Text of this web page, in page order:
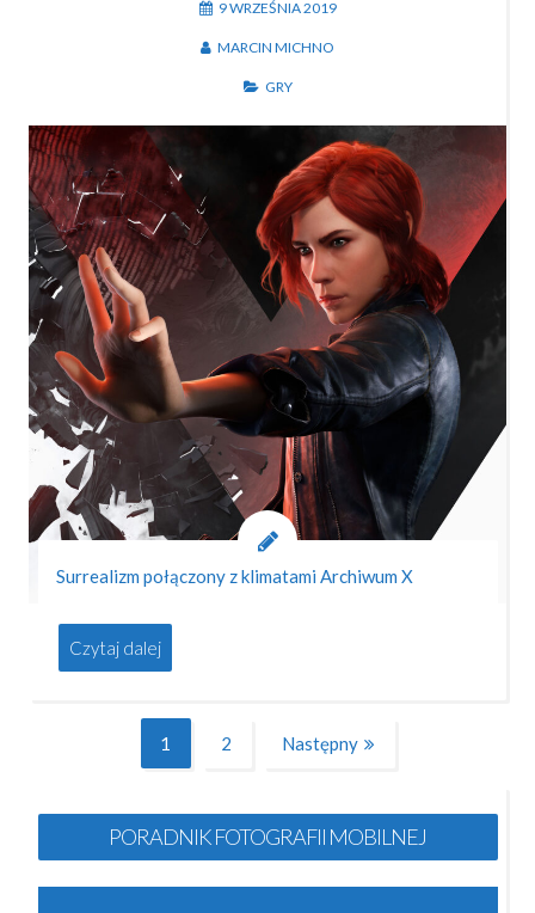
9 WRZEŚNIA 2019
MARCIN MICHNO
GRY
Surrealizm połączony z klimatami Archiwum X
Czytaj dalej
StronicowaniePage
1 Page
2 Następny
PORADNIK FOTOGRAFII MOBILNEJ